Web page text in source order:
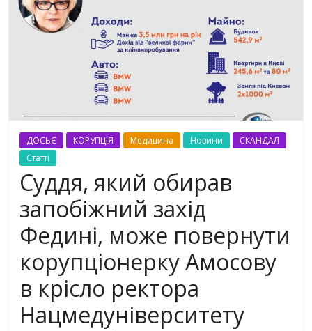
ДОСЬЄ КОРУПЦІЯ Медицина Новини
СКАНДАЛ
Статті
Суддя, який обирав
запобіжний захід
Федині, може повернути
корупціонерку Амосову
в крісло ректора
Нацмедуніверситету